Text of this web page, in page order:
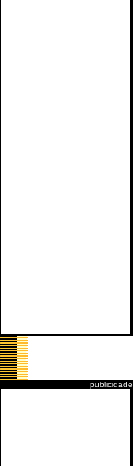
publicidade